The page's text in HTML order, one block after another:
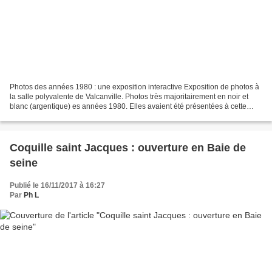
Photos des années 1980 : une exposition interactive Exposition de photos à
la salle polyvalente de Valcanville. Photos très majoritairement en noir et
blanc (argentique) es années 1980. Elles avaient été présentées à cette
Coquille saint Jacques : ouverture en Baie de
seine
Publié le 16/11/2017 à 16:27
Par Ph L